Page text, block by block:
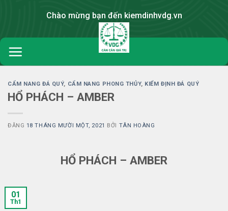
Chào mừng bạn đến kiemdinhvdg.vn
CẨM NANG ĐÁ QUÝ, CẨM NANG PHONG THỦY, KIỂM ĐỊNH ĐÁ QUÝ
HỔ PHÁCH – AMBER
ĐĂNG 18 THÁNG MƯỜI MỘT, 2021 BỞI TÂN HOÀNG
HỔ PHÁCH – AMBER
01
Th1